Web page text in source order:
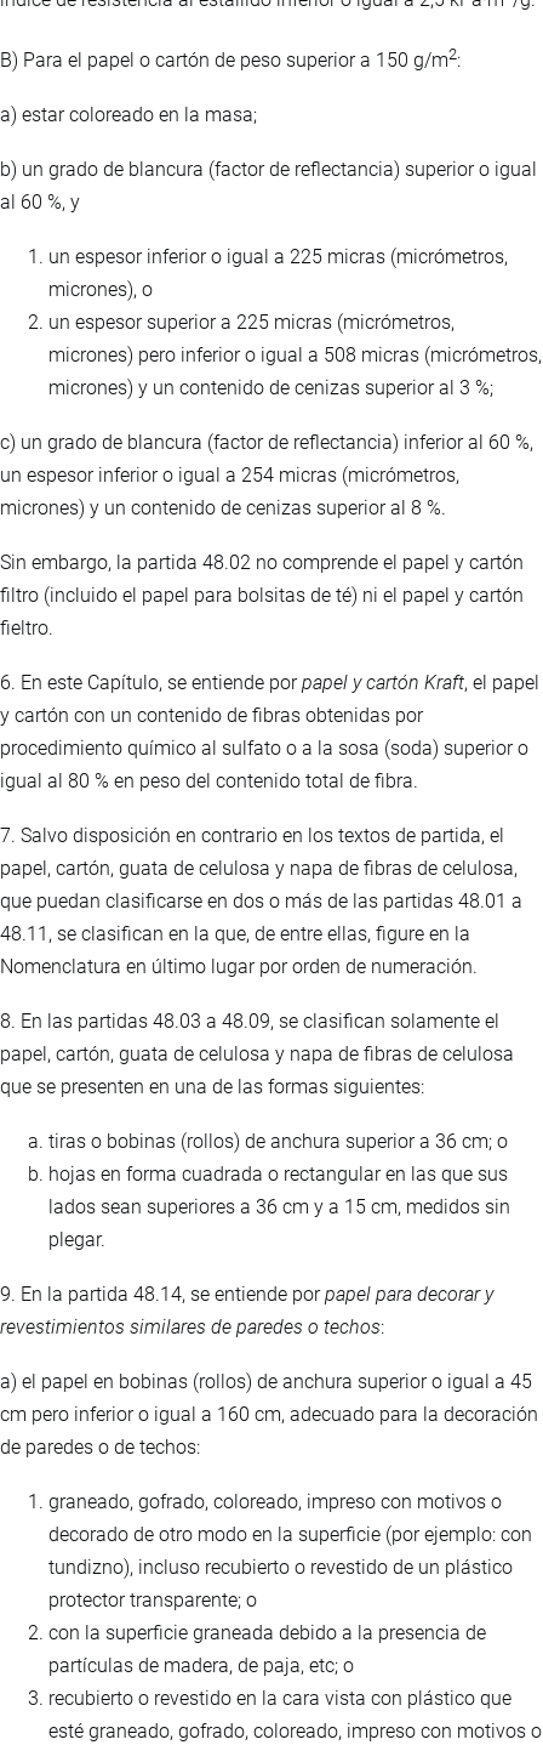
B) Para el papel o cartón de peso superior a 150 g/m2:
a) estar coloreado en la masa;
b) un grado de blancura (factor de reflectancia) superior o igual
al 60 %, y
un espesor inferior o igual a 225 micras (micrómetros,
micrones), o
un espesor superior a 225 micras (micrómetros,
micrones) pero inferior o igual a 508 micras (micrómetros,
micrones) y un contenido de cenizas superior al 3 %;
c) un grado de blancura (factor de reflectancia) inferior al 60 %,
un espesor inferior o igual a 254 micras (micrómetros,
micrones) y un contenido de cenizas superior al 8 %.
Sin embargo, la partida 48.02 no comprende el papel y cartón
filtro (incluido el papel para bolsitas de té) ni el papel y cartón
fieltro.
6. En este Capítulo, se entiende porpapel y cartón Kraft, el papel
y cartón con un contenido de fibras obtenidas por
procedimiento químico al sulfato o a la sosa (soda) superior o
igual al 80 % en peso del contenido total de fibra.
7. Salvo disposición en contrario en los textos de partida, el
papel, cartón, guata de celulosa y napa de fibras de celulosa,
que puedan clasificarse en dos o más de las partidas 48.01 a
48.11, se clasifican en la que, de entre ellas, figure en la
Nomenclatura en último lugar por orden de numeración.
8. En las partidas 48.03 a 48.09, se clasifican solamente el
papel, cartón, guata de celulosa y napa de fibras de celulosa
que se presenten en una de las formas siguientes:
tiras o bobinas (rollos) de anchura superior a 36 cm; o
hojas en forma cuadrada o rectangular en las que sus
lados sean superiores a 36 cm y a 15 cm, medidos sin
plegar.
9. En la partida 48.14, se entiende porpapel para decorar y
revestimientos similares de paredes o techos:
a) el papel en bobinas (rollos) de anchura superior o igual a 45
cm pero inferior o igual a 160 cm, adecuado para la decoración
de paredes o de techos:
graneado, gofrado, coloreado, impreso con motivos o
decorado de otro modo en la superficie (por ejemplo: con
tundizno), incluso recubierto o revestido de un plástico
protector transparente; o
con la superficie graneada debido a la presencia de
partículas de madera, de paja, etc; o
recubierto o revestido en la cara vista con plástico que
esté graneado, gofrado, coloreado, impreso con motivos o